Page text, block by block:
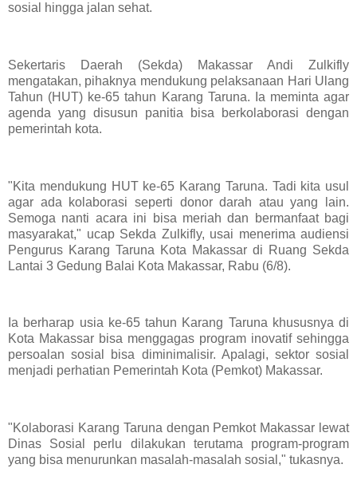
sosial hingga jalan sehat.
Sekertaris Daerah (Sekda) Makassar Andi Zulkifly
mengatakan, pihaknya mendukung pelaksanaan Hari Ulang
Tahun (HUT) ke-65 tahun Karang Taruna. Ia meminta agar
agenda yang disusun panitia bisa berkolaborasi dengan
pemerintah kota.
"Kita mendukung HUT ke-65 Karang Taruna. Tadi kita usul
agar ada kolaborasi seperti donor darah atau yang lain.
Semoga nanti acara ini bisa meriah dan bermanfaat bagi
masyarakat," ucap Sekda Zulkifly, usai menerima audiensi
Pengurus Karang Taruna Kota Makassar di Ruang Sekda
Lantai 3 Gedung Balai Kota Makassar, Rabu (6/8).
Ia berharap usia ke-65 tahun Karang Taruna khususnya di
Kota Makassar bisa menggagas program inovatif sehingga
persoalan sosial bisa diminimalisir. Apalagi, sektor sosial
menjadi perhatian Pemerintah Kota (Pemkot) Makassar.
"Kolaborasi Karang Taruna dengan Pemkot Makassar lewat
Dinas Sosial perlu dilakukan terutama program-program
yang bisa menurunkan masalah-masalah sosial," tukasnya.